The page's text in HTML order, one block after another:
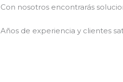
Con nosotros encontrarás
Años de experiencia y clientes